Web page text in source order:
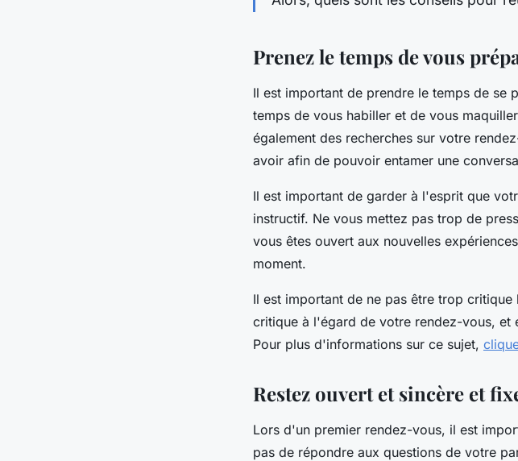
Prenez le temps de vous
Il est important de prendre le temps de se
temps de vous habiller et de vous
également des recherches sur votre
avoir afin de pouvoir entamer une
Il est important de garder à l'esprit que
instructif. Ne vous mettez pas trop de
vous êtes ouvert aux nouvelles
moment.
Il est important de ne pas être trop
critique à l'égard de votre rendez-vous, et
Pour plus d'informations sur ce sujet,
Restez ouvert et sincère et
Lors d'un premier rendez-vous, il est
pas de répondre aux questions de votre